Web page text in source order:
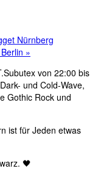
Nürnberg
»
von 22:00 bis
und Cold-Wave,
Gothic Rock und
ist für Jeden etwas
🖤